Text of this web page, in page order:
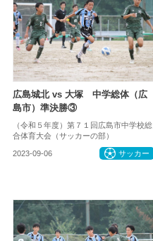
広島城北 vs 大塚 中学総体（広
島市）準決勝③
（令和５年度）第７１回広島市中学校総
合体育大会（サッカーの部）
2023-09-06 サッカー